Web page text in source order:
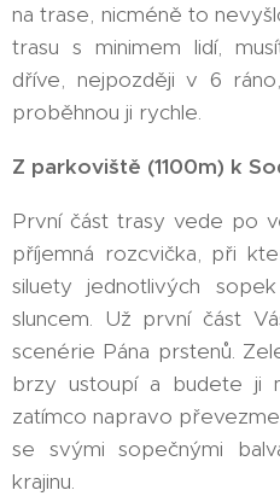
na trase, nicméně to
trasu s minimem lidí,
dříve, nejpozději v 6
proběhnou ji rychle.
Z parkoviště (1100m) k
První část trasy vede po
příjemná rozcvička, při
siluety jednotlivých
sluncem. Už první část
scenérie Pána prstenů.
brzy ustoupí a budete ji
zatímco napravo
se svými sopečnými
krajinu.